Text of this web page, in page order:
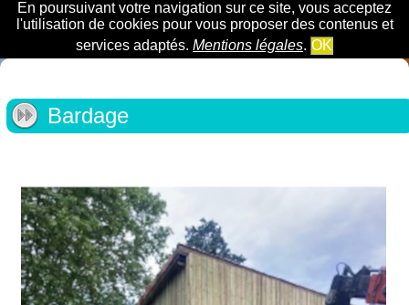
En poursuivant votre navigation sur ce site, vous acceptez
l'utilisation de cookies pour vous proposer des contenus et
services adaptés. Mentions légales. OK
Bardage